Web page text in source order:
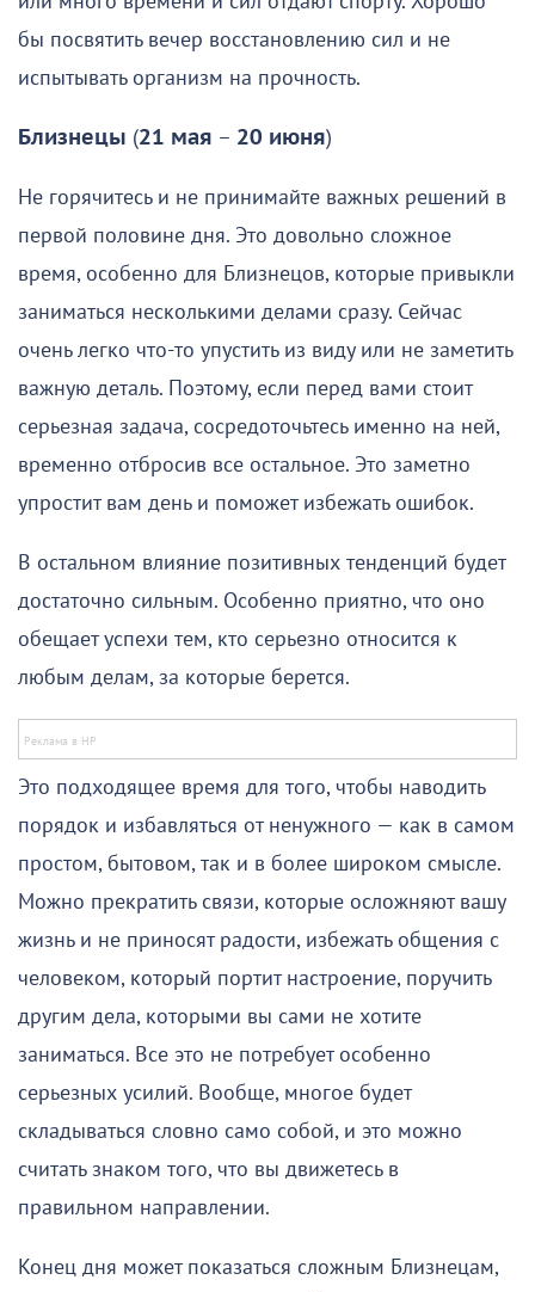
бы посвятить вечер восстановлению сил и не
испытывать организм на прочность.
Близнецы (21 мая – 20 июня)
Не горячитесь и не принимайте важных решений в
первой половине дня. Это довольно сложное
время, особенно для Близнецов, которые привыкли
заниматься несколькими делами сразу. Сейчас
очень легко что-то упустить из виду или не заметить
важную деталь. Поэтому, если перед вами стоит
серьезная задача, сосредоточьтесь именно на ней,
временно отбросив все остальное. Это заметно
упростит вам день и поможет избежать ошибок.
В остальном влияние позитивных тенденций будет
достаточно сильным. Особенно приятно, что оно
обещает успехи тем, кто серьезно относится к
любым делам, за которые берется.
Это подходящее время для того, чтобы наводить
порядок и избавляться от ненужного — как в самом
простом, бытовом, так и в более широком смысле.
Можно прекратить связи, которые осложняют вашу
жизнь и не приносят радости, избежать общения с
человеком, который портит настроение, поручить
другим дела, которыми вы сами не хотите
заниматься. Все это не потребует особенно
серьезных усилий. Вообще, многое будет
складываться словно само собой, и это можно
считать знаком того, что вы движетесь в
правильном направлении.
Конец дня может показаться сложным Близнецам,